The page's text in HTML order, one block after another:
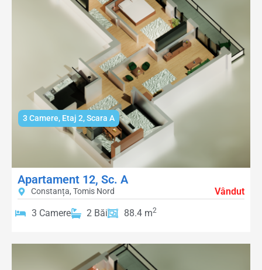
3 Camere, Etaj 2,Scara A
Apartament 12, Sc. A
Constanța, Tomis Nord
Vândut
3 Camere
2 Băi 88.4 m2